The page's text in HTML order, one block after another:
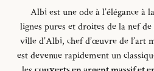
Albi est une ode à l’élégance à
lignes pures etdroites de la nef
ville d’Albi, chef d’œuvre de l’art
est devenuerapidement un